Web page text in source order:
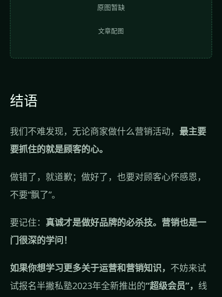
原图暂缺
文章配图
结语
我们不难发现，无论商家做什么营销活动， 最主要
要抓住的就是顾客的心。
做错了，就道歉；做好了，也要对顾客心怀感恩，
不要“飘了”。
要记住： 真诚才是做好品牌的必杀技。营销也是一
门很深的学问！
如果你想学习更多关于运营和营销知识， 不妨来试
试报名半撇私塾2023年全新推出的“超级会员”， 线